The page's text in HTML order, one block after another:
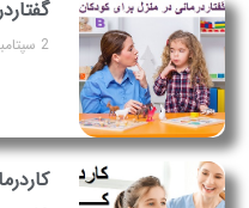
2 سپتامبر 2023